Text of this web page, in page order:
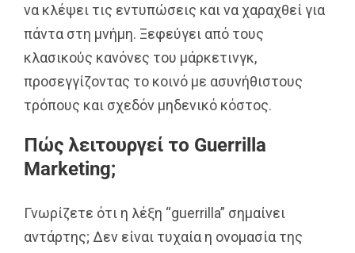
να κλέψει τις εντυπώσεις και να χαραχθεί για
πάντα στη μνήμη. Ξεφεύγει από τους
κλασικούς κανόνες του μάρκετινγκ,
προσεγγίζοντας το κοινό με ασυνήθιστους
τρόπους και σχεδόν μηδενικό κόστος.
Πώς λειτουργεί το Guerrilla
Marketing;
Γνωρίζετε ότι η λέξη “guerrilla” σημαίνει
αντάρτης; Δεν είναι τυχαία η ονομασία της